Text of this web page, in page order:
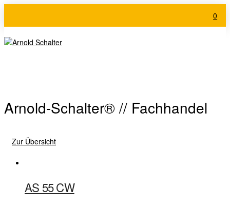
0
Arnold-Schalter® // Fachhandel
Zur Übersicht
AS 55 CW